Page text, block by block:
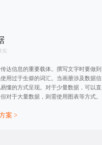
实
达信息的重要载体。撰写文字时要做到
用过于生僻的词汇。当画册涉及数据信
懂的方式呈现。对于少量数据，可以直
对于大量数据，则需使用图表等方式。
案 >